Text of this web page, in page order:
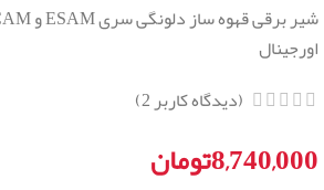
شیر برقی قهوه ساز دلونگی سری ESAM و ECAM
اورجینال
(دیدگاه کاربر2
)
8,740,000تومان